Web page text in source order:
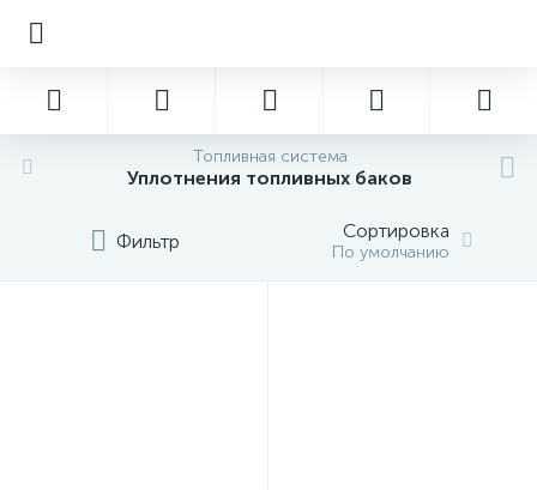
Топливная система
Уплотнения топливных баков
Фильтр Сортировка
По умолчанию